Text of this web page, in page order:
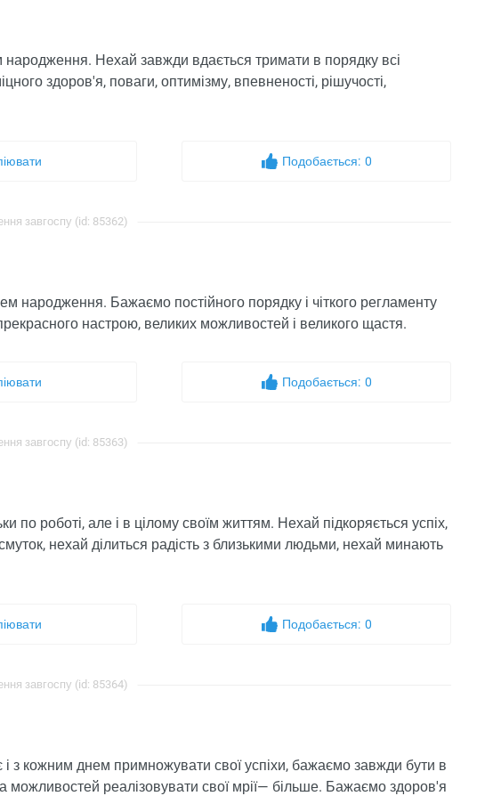
Нехай завжди вдається тримати в порядку всі
здоров'я, поваги, оптимізму, впевненості, рішучості,
Подобається: 0
завгоспу (id: 85362)
​​народження. Бажаємо постійного порядку і чіткого регламенту
настрою, великих можливостей і великого щастя.
Подобається: 0
завгоспу (id: 85363)
роботі, але і в цілому своїм життям. Нехай підкоряється успіх,
нехай ділиться радість з близькими людьми, нехай минають
Подобається: 0
завгоспу (id: 85364)
кожним днем ​​примножувати свої успіхи, бажаємо завжди бути в
можливостей реалізовувати свої мрії— більше. Бажаємо здоров'я